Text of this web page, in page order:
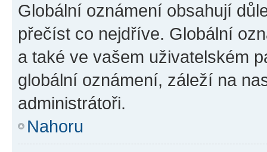
Globální oznámení obsahují
přečíst co nejdříve. Globální
a také ve vašem uživatelském
globální oznámení, záleží na
administrátoři.
Nahoru